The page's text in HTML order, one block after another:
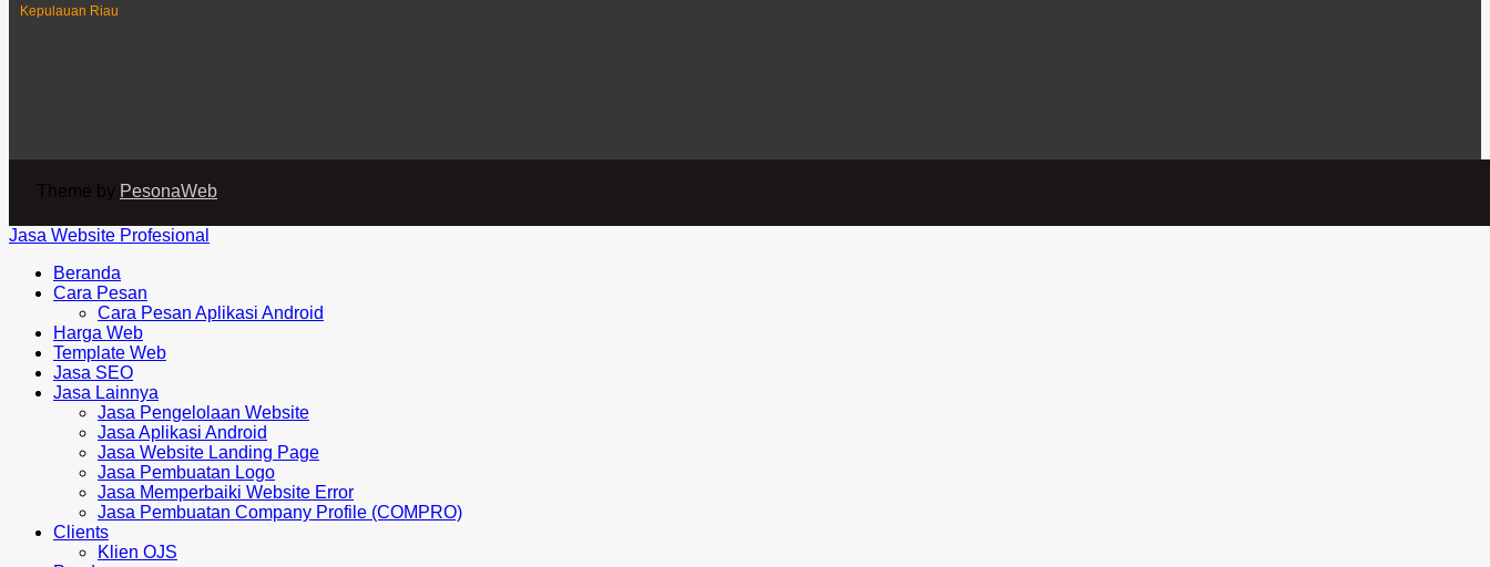
Kepulauan Riau
Theme by PesonaWeb
Jasa Website Profesional
Beranda
Cara Pesan
Cara Pesan Aplikasi Android
Harga Web
Template Web
Jasa SEO
Jasa Lainnya
Jasa Pengelolaan Website
Jasa Aplikasi Android
Jasa Website Landing Page
Jasa Pembuatan Logo
Jasa Memperbaiki Website Error
Jasa Pembuatan Company Profile (COMPRO)
Clients
Klien OJS